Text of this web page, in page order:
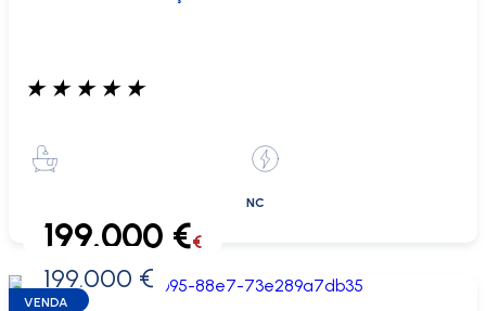
★ ★ ★ ★ ★
NC
0 €
199.000 €€
199.000 €
VENDA